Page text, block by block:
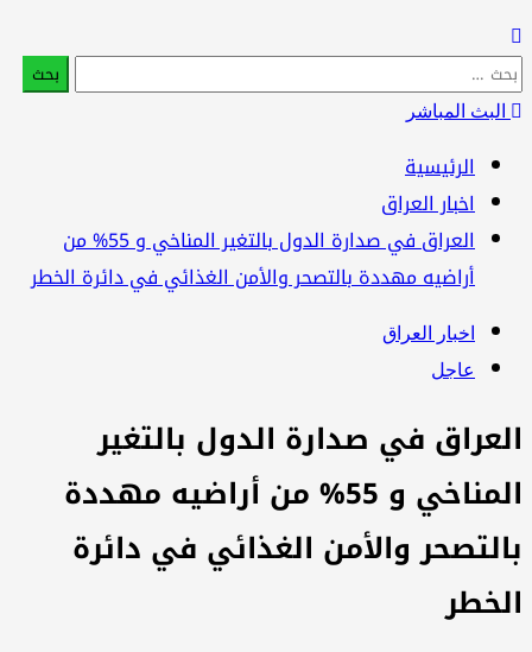
البث المباشر
الرئيسية
اخبار العراق
العراق في صدارة الدول بالتغير المناخي و 55% من
أراضيه مهددة بالتصحر والأمن الغذائي في دائرة الخطر
اخبار العراق
عاجل
في صدارة الدول بالتغير
المناخي و 55% من أراضيه مهددة
والأمن الغذائي في دائرة